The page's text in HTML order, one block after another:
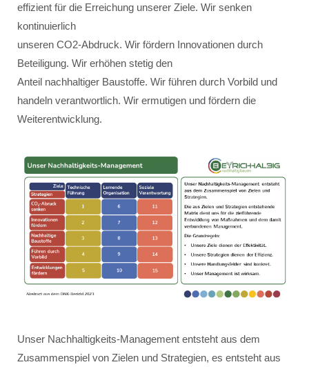
effizient für die Erreichung unserer Ziele. Wir senken
kontinuierlich
unseren CO2-Abdruck. Wir fördern Innovationen durch
Beteiligung. Wir erhöhen stetig den
Anteil nachhaltiger Baustoffe. Wir führen durch Vorbild und
handeln verantwortlich. Wir ermutigen und fördern die
Weiterentwicklung.
Unser Nachhaltigkeits-Management entsteht aus dem
Zusammenspiel von Zielen und Strategien, es entsteht aus